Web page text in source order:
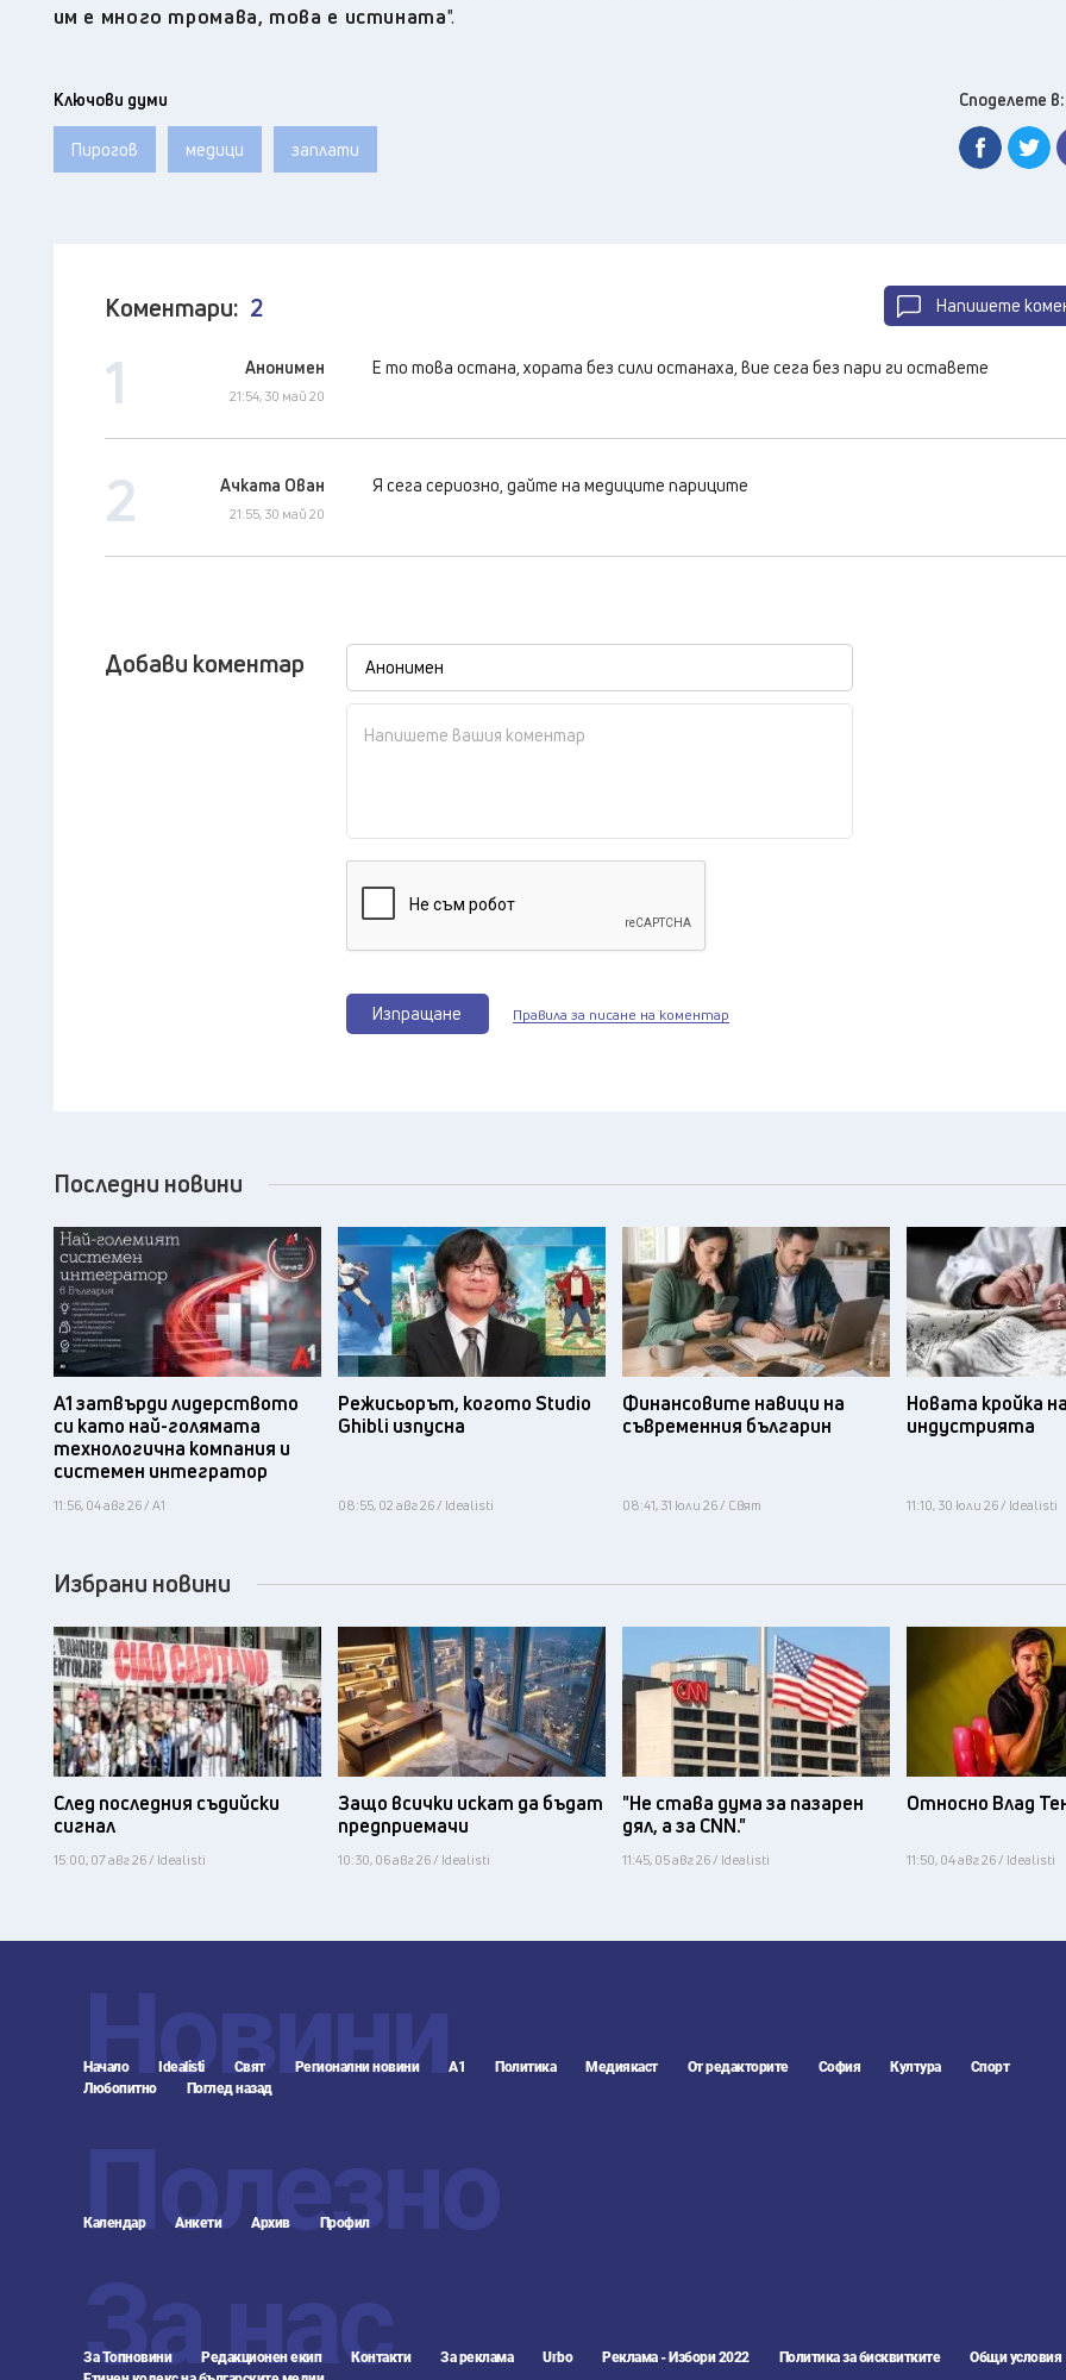
им е много тромава, това е истината".
Ключови думи
Пирогов медици заплати
Споделете в:
Напишете
Коментари: 2
1 Анонимен
21:54, 30 май 20
Е то това остана, хората без сили останаха, вие сега без пари ги оставете
2 Ачката Ован
21:55, 30 май 20
Я сега сериозно, дайте на медиците париците
Добави коментар
Изпращане Правила за писане на коментар
Последни новини
А1 затвърди лидерството
си като най-голямата
технологична компания и
системен интегратор
11:56, 04 авг 26 / А1
Режисьорът, когото Studio
Ghibli изпусна
08:55, 02 авг 26 / Idealisti
Финансовите навици на
съвременния българин
08:41, 31 юли 26 / Свят
Новата кройка
индустрията
11:10, 30 юли 26 / Idealisti
Избрани новини
След последния съдийски
сигнал
15:00, 07 авг 26 / Idealisti
Защо всички искат да бъдат
предприемачи
10:30, 06 авг 26 / Idealisti
"Не става дума за пазарен
дял, а за CNN."
11:45, 05 авг 26 / Idealisti
Относно Влад
11:50, 04 авг 26 / Idealisti
Новини
Начало Idealisti Свят Регионални новини А1 Политика Медиякаст От редакторите София Култура
Спорт
Любопитно
Поглед назад
Полезно
Календар Анкети Архив Профил
За нас
За Топновини Редакционен екип Контакти За реклама Urbo Реклама - Избори 2022 Политика за бисквитките
Общи условия